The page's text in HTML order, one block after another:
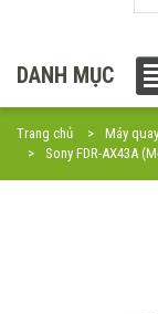
DANH MỤC
Trang chủ Máy quay
Sony FDR-AX43A